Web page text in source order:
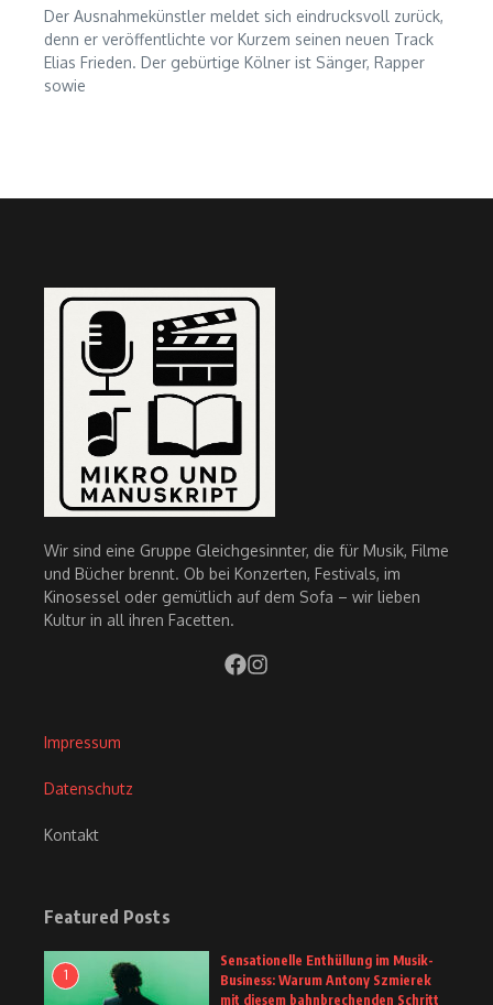
Der Ausnahmekünstler meldet sich eindrucksvoll zurück,
denn er veröffentlichte vor Kurzem seinen neuen Track
Elias Frieden. Der gebürtige Kölner ist Sänger, Rapper
sowie
Wir sind eine Gruppe Gleichgesinnter, die für Musik, Filme
und Bücher brennt. Ob bei Konzerten, Festivals, im
Kinosessel oder gemütlich auf dem Sofa – wir lieben
Kultur in all ihren Facetten.
Impressum
Datenschutz
Kontakt
Featured Posts
1
Sensationelle Enthüllung im Musik-
Business: Warum Antony Szmierek
mit diesem bahnbrechenden Schritt